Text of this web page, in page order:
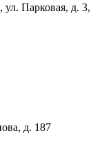
Парковая, д. 3,
д. 187